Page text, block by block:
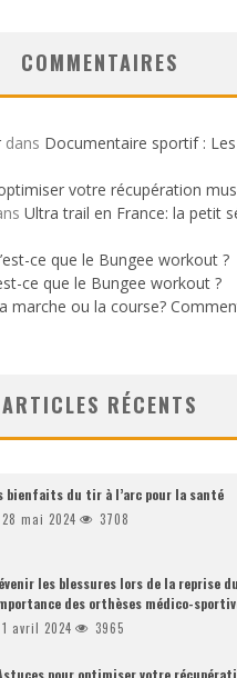
COMMENTAIRES
dans Documentaire sportif : Les
votre récupération
Ultra trail en France: la petit
ce que le Bungee workout ?
ce que le Bungee workout ?
marche ou la course?
ARTICLES RÉCENTS
bienfaits du tir à l’arc pour la santé
28 mai 2024 3708
les blessures lors de la reprise
des orthèses médico-
1 avril 2024 3965